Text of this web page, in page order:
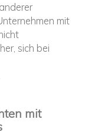
mit
sich bei
mit